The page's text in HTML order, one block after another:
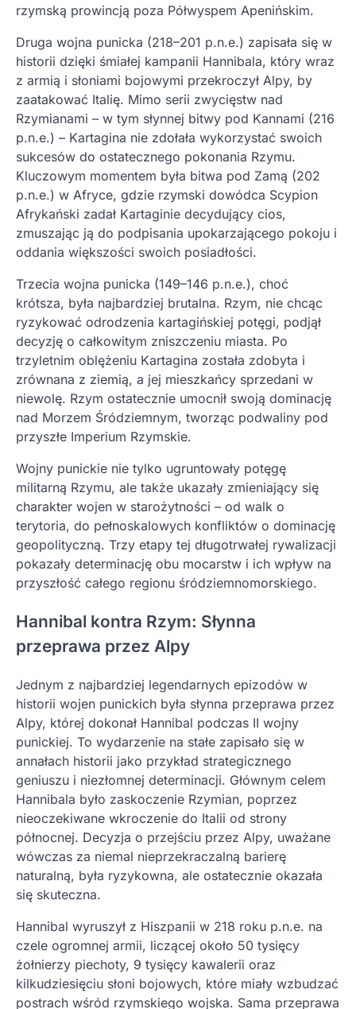
rzymską prowincją poza Półwyspem Apenińskim.
Druga wojna punicka (218–201 p.n.e.) zapisała się w
historii dzięki śmiałej kampanii Hannibala, który wraz
z armią i słoniami bojowymi przekroczył Alpy, by
zaatakować Italię. Mimo serii zwycięstw nad
Rzymianami – w tym słynnej bitwy pod Kannami (216
p.n.e.) – Kartagina nie zdołała wykorzystać swoich
sukcesów do ostatecznego pokonania Rzymu.
Kluczowym momentem była bitwa pod Zamą (202
p.n.e.) w Afryce, gdzie rzymski dowódca Scypion
Afrykański zadał Kartaginie decydujący cios,
zmuszając ją do podpisania upokarzającego pokoju i
oddania większości swoich posiadłości.
Trzecia wojna punicka (149–146 p.n.e.), choć
krótsza, była najbardziej brutalna. Rzym, nie chcąc
ryzykować odrodzenia kartagińskiej potęgi, podjął
decyzję o całkowitym zniszczeniu miasta. Po
trzyletnim oblężeniu Kartagina została zdobyta i
zrównana z ziemią, a jej mieszkańcy sprzedani w
niewolę. Rzym ostatecznie umocnił swoją dominację
nad Morzem Śródziemnym, tworząc podwaliny pod
przyszłe Imperium Rzymskie.
Wojny punickie nie tylko ugruntowały potęgę
militarną Rzymu, ale także ukazały zmieniający się
charakter wojen w starożytności – od walk o
terytoria, do pełnoskalowych konfliktów o dominację
geopolityczną. Trzy etapy tej długotrwałej rywalizacji
pokazały determinację obu mocarstw i ich wpływ na
przyszłość całego regionu śródziemnomorskiego.
Hannibal kontra Rzym: Słynna
przeprawa przez Alpy
Jednym z najbardziej legendarnych epizodów w
historii wojen punickich była słynna przeprawa przez
Alpy, której dokonał Hannibal podczas II wojny
punickiej. To wydarzenie na stałe zapisało się w
annałach historii jako przykład strategicznego
geniuszu i niezłomnej determinacji. Głównym celem
Hannibala było zaskoczenie Rzymian, poprzez
nieoczekiwane wkroczenie do Italii od strony
północnej. Decyzja o przejściu przez Alpy, uważane
wówczas za niemal nieprzekraczalną barierę
naturalną, była ryzykowna, ale ostatecznie okazała
się skuteczna.
Hannibal wyruszył z Hiszpanii w 218 roku p.n.e. na
czele ogromnej armii, liczącej około 50 tysięcy
żołnierzy piechoty, 9 tysięcy kawalerii oraz
kilkudziesięciu słoni bojowych, które miały wzbudzać
postrach wśród rzymskiego wojska. Sama przeprawa